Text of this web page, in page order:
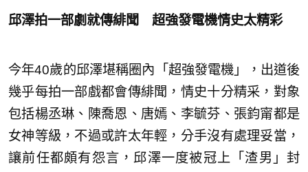
邱澤拍一部劇就傳緋聞 超強發電機情史太精彩
今年40歲的邱澤堪稱圈內「超強發電機」，出道後
幾乎每拍一部戲都會傳緋聞，情史十分精采，對象
包括楊丞琳、陳喬恩、唐嫣、李毓芬、張鈞甯都是
女神等級，不過或許太年輕，分手沒有處理妥當，
讓前任都頗有怨言，邱澤一度被冠上「渣男」封